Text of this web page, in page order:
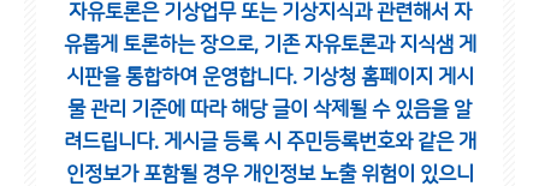
자유토론은 기상업무 또는 기상지식과 관련해서 자
유롭게 토론하는 장으로, 기존 자유토론과 지식샘 게
시판을 통합하여 운영합니다. 기상청 홈페이지 게시
물 관리 기준에 따라 해당 글이 삭제될 수 있음을 알
려드립니다. 게시글 등록 시 주민등록번호와 같은 개
인정보가 포함될 경우 개인정보 노출 위험이 있으니